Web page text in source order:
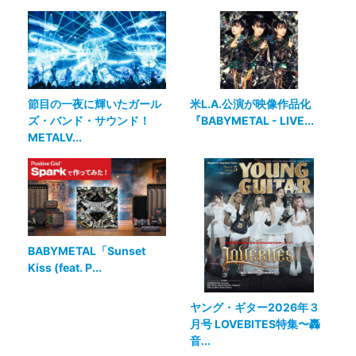
節目の一夜に輝いたガール
ズ・バンド・サウンド！
METALV...
米L.A.公演が映像作品化
『BABYMETAL - LIVE...
BABYMETAL「Sunset
Kiss (feat. P...
ヤング・ギター2026年３
月号 LOVEBITES特集〜轟
音...